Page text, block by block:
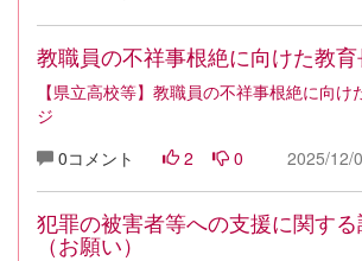
教職員の不祥事根絶に向けた教
【県立高校等】教職員の不祥事根絶に向け
ジ
0コメント
2 0 2025/12/
犯罪の被害者等への支援に関す
（お願い）